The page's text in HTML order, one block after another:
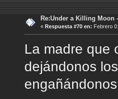
Re:Under a Killing Moon
« Respuesta #70 en: Febrero
La madre que
dejándonos